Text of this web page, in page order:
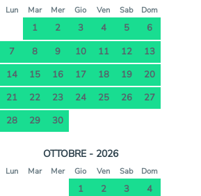
Lun Mar Mer Gio Ven Sab Dom
1 2 3 4 5
6
7
8 9 10 11 12
13
14
15 16 17 18 19
20
21
22 23 24 25 26
27
28
29 30
OTTOBRE - 2026
Lun Mar Mer Gio Ven Sab Dom
1 2 3
4